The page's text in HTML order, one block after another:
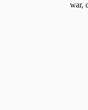
war,